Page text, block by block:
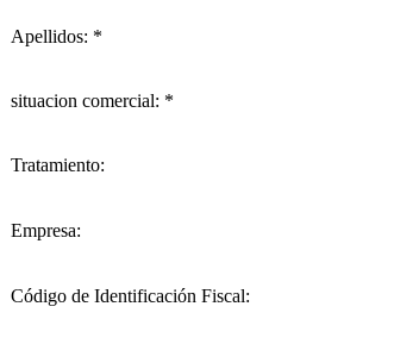
Apellidos: *
situacion comercial: *
Tratamiento:
Empresa:
Código de Identificación Fiscal: